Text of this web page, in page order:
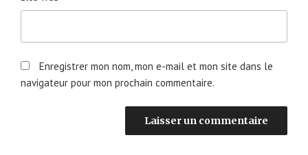
Enregistrer mon nom, mon e-mail et mon site dans le
navigateur pour mon prochain commentaire.